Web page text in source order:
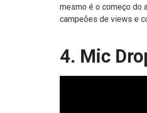
mesmo é o começo do
campeões de views e
4. Mic